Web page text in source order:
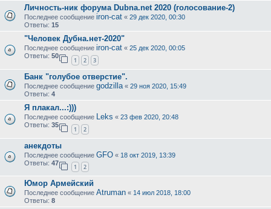
Личность-ник форума Dubna.net 2020 (голосование-2)
Последнее сообщение iron-cat « 29 дек 2020, 00:30
Ответы: 15
"Человек Дубна.нет-2020"
Последнее сообщение iron-cat « 25 дек 2020, 00:05
Ответы: 50
1 2 3
Банк "голубое отверстие".
Последнее сообщение godzilla « 29 ноя 2020, 15:49
Ответы: 4
Я плакал...:)))
Последнее сообщение Leks « 23 фев 2020, 20:48
Ответы: 35
1 2
анекдоты
Последнее сообщение GFO « 18 окт 2019, 13:39
Ответы: 47
1 2
Юмор Армейский
Последнее сообщение Atruman « 14 июл 2018, 18:00
Ответы: 8